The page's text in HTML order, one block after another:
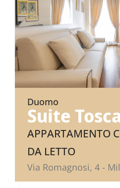
Duomo
Suite
APPARTAMENTO
DA LETTO
Via Romagnosi, 4 -